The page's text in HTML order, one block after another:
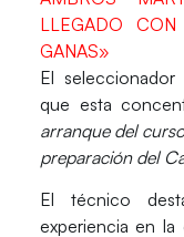
LLEGADO
GANAS»
El
que esta
arranque del
preparación del
El técnico
experiencia en la